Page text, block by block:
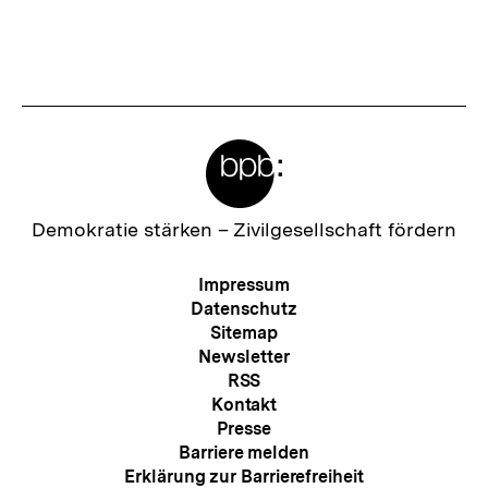
n
Zur
Demokratie stärken – Zivilgesellschaft fördern
Meta-
Navigation
Impressum
Datenschutz
Sitemap
Newsletter
RSS
Kontakt
Presse
Barriere melden
Erklärung zur Barrierefreiheit